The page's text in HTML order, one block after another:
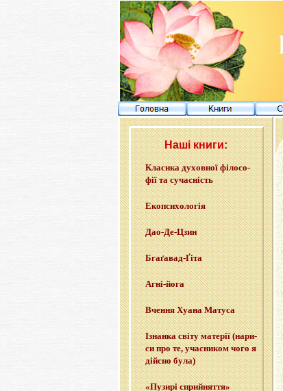
Наші книги:
Кла­си­ка ду­хов­ної фі­ло­со­
фії та су­ча­сність
Еко­пси­хо­ло­гія
Дао-Де-Цзин
Бга­ґа­вад-Ґі­та
Агні-йо­га
Вче­н­ня Хуана Ма­ту­са
Ізнан­ка світу ма­те­рії (на­ри­
си про те, уча­сни­ком чого я
дій­сно була)
«Пу­зи­рі сприйня­т­тя»